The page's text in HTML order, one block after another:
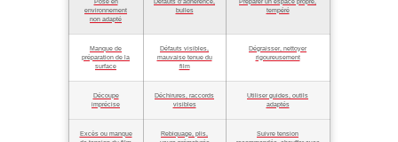
Pose en
environnement
non adapté
Défauts d’adhérence,
bulles
Préparer un espace propre,
tempéré
Manque de
préparation de la
surface
Défauts visibles,
mauvaise tenue du
film
Dégraisser, nettoyer
rigoureusement
Découpe
imprécise
Déchirures, raccords
visibles
Utiliser guides, outils
adaptés
Excès ou manque
Rebiquage, plis,
Suivre tension